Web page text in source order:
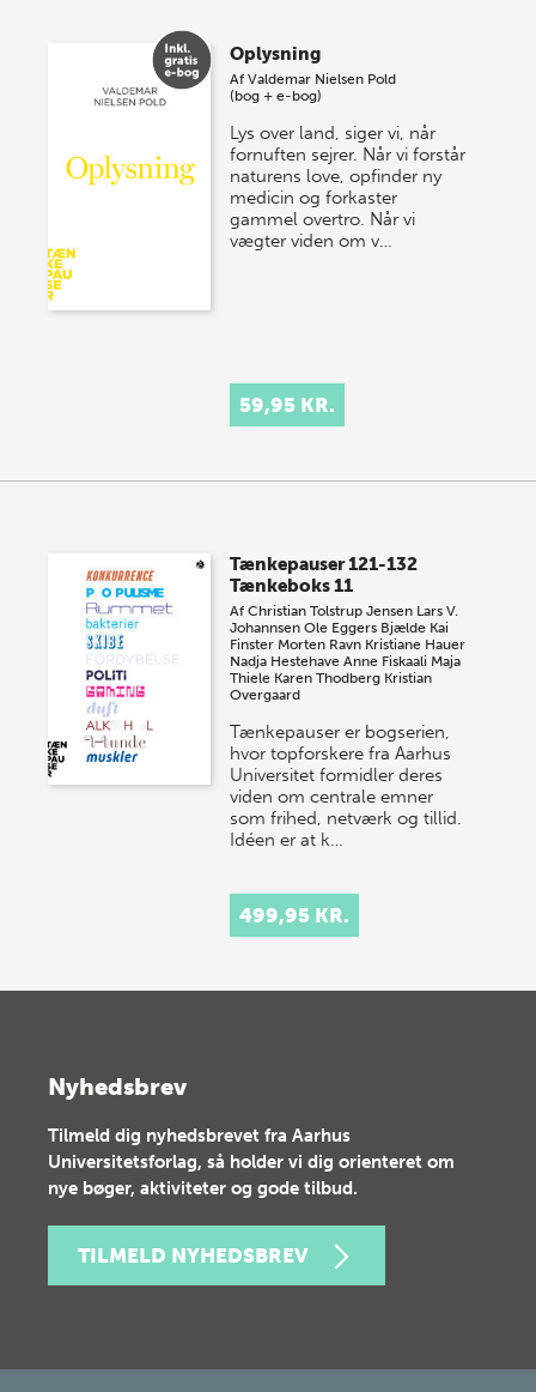
Oplysning
AfValdemar Nielsen Pold
(bog + e-bog)
Lys over land, siger vi, når
fornuften sejrer. Når vi forstår
naturens love, opfinder ny
medicin og forkaster
gammel overtro. Når vi
vægter viden om v…
59,95 KR.
Tænkepauser 121-132
Tænkeboks 11
AfChristian Tolstrup Jensen Lars V.
Johannsen Ole Eggers Bjælde Kai
Finster Morten Ravn Kristiane Hauer
Nadja Hestehave Anne Fiskaali Maja
Thiele Karen Thodberg Kristian
Overgaard
Tænkepauser er bogserien,
hvor topforskere fra Aarhus
Universitet formidler deres
viden om centrale emner
som frihed, netværk og tillid.
Idéen er at k…
499,95 KR.
Nyhedsbrev
Tilmeld dig nyhedsbrevet fra Aarhus
Universitetsforlag, så holder vi dig orienteret om
nye bøger, aktiviteter og gode tilbud.
TILMELD NYHEDSBREV